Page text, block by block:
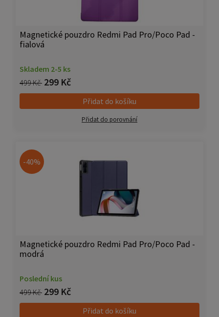
Magnetické pouzdro Redmi Pad Pro/Poco Pad -
fialová
Skladem 2-5 ks
499 Kč 299 Kč
Přidat do košíku
Přidat do porovnání
-40%
Magnetické pouzdro Redmi Pad Pro/Poco Pad -
modrá
Poslední kus
499 Kč 299 Kč
Přidat do košíku